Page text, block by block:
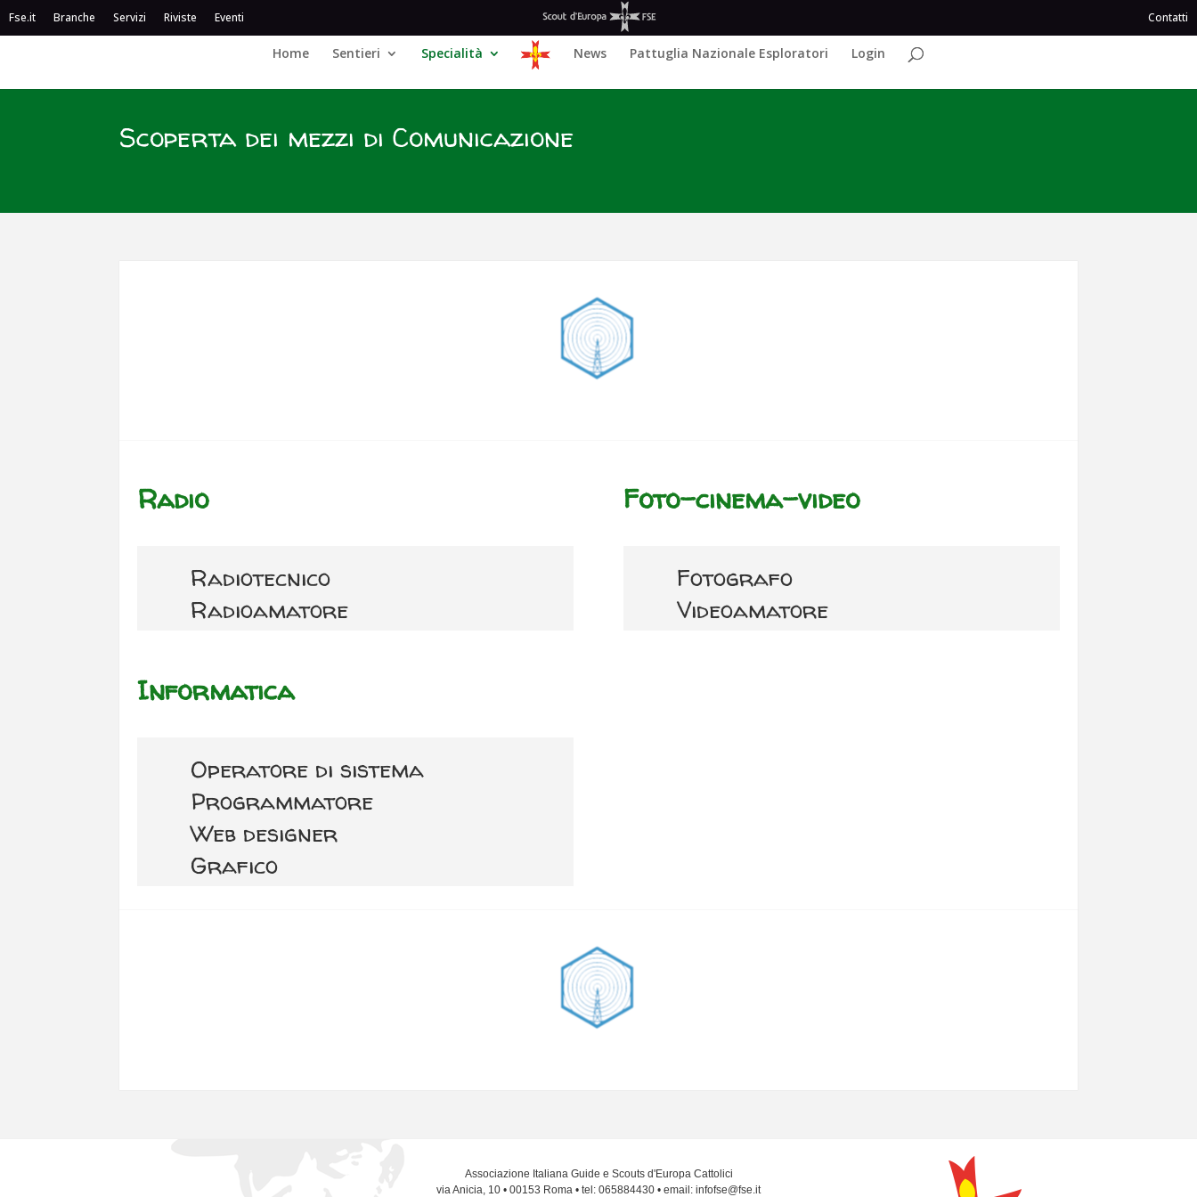
Fse.it Branche Servizi Riviste Eventi Contatti
Home Sentieri Specialità News Pattuglia Nazionale Esploratori Login
Scoperta dei mezzi di Comunicazione
Radio
Radiotecnico
Radioamatore
Informatica
Operatore di sistema
Programmatore
Web designer
Grafico
Foto-cinema-video
Fotografo
Videoamatore
Associazione Italiana Guide e Scouts d'Europa Cattolici
via Anicia, 10 • 00153 Roma • tel: 065884430 • email: infofse@fse.it